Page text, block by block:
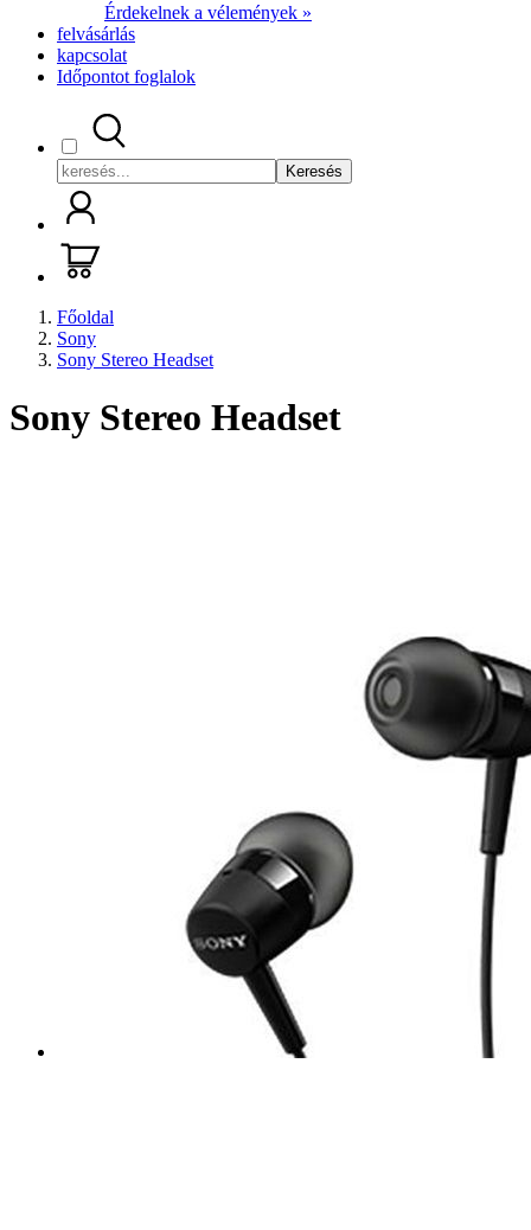
Érdekelnek a vélemények »
felvásárlás
kapcsolat
Időpontot foglalok
Keresés
Főoldal
Sony
Sony Stereo Headset
Sony Stereo Headset